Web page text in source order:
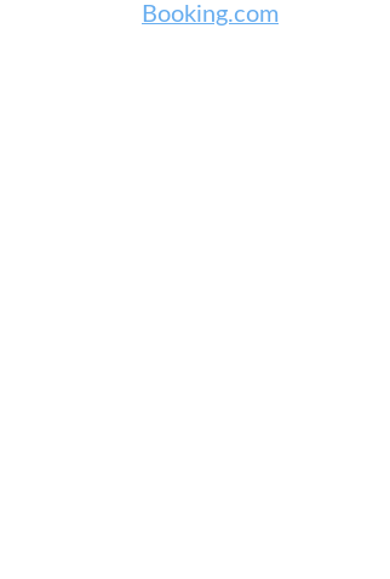
Booking.com